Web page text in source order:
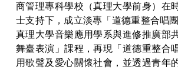
商管理專科學校（真理大學前身）在
士支持下，成立淡專「道德重整合唱
真理大學音樂應用學系與進修推廣部
舞臺表演」課程，再現「道德重整合
用歌聲及愛心關懷社會，並透過青年